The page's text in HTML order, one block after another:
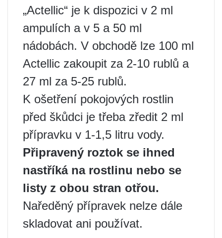
„Actellic“ je k dispozici v 2 ml
ampulích a v 5 a 50 ml
nádobách. V obchodě lze 100 ml
Actellic zakoupit za 2-10 rublů a
27 ml za 5-25 rublů.
K ošetření pokojových rostlin
před škůdci je třeba zředit 2 ml
přípravku v 1-1,5 litru vody.
Připravený roztok se ihned
nastříká na rostlinu nebo se
listy z obou stran otřou.
Naředěný přípravek nelze dále
skladovat ani používat.